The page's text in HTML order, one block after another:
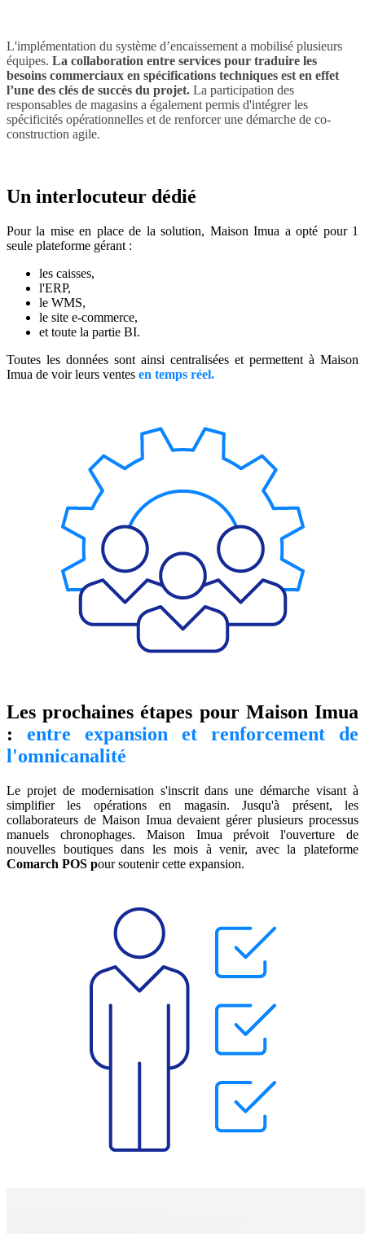
L'implémentation du système d’encaissement a mobilisé plusieurs
équipes. La collaboration entre services pour traduire les
besoins commerciaux en spécifications techniques est en effet
l’une des clés de succès du projet. La participation des
responsables de magasins a également permis d'intégrer les
spécificités opérationnelles et de renforcer une démarche de co-
construction agile.
Un interlocuteur dédié
Pour la mise en place de la solution, Maison Imua a opté pour 1
seule plateforme gérant :
les caisses,
l'ERP,
le WMS,
le site e-commerce,
et toute la partie BI.
Toutes les données sont ainsi centralisées et permettent à Maison
Imua de voir leurs ventes en temps réel.
Les prochaines étapes pour Maison Imua
: entre expansion et renforcement de
l'omnicanalité
Le projet de modernisation s'inscrit dans une démarche visant à
simplifier les opérations en magasin. Jusqu'à présent, les
collaborateurs de Maison Imua devaient gérer plusieurs processus
manuels chronophages. Maison Imua prévoit l'ouverture de
nouvelles boutiques dans les mois à venir, avec la plateforme
Comarch POS pour soutenir cette expansion.